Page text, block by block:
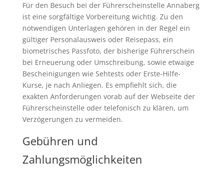
Für den Besuch bei der Führerscheinstelle Annaberg
ist eine sorgfältige Vorbereitung wichtig. Zu den
notwendigen Unterlagen gehören in der Regel ein
gültiger Personalausweis oder Reisepass, ein
biometrisches Passfoto, der bisherige Führerschein
bei Erneuerung oder Umschreibung, sowie etwaige
Bescheinigungen wie Sehtests oder Erste-Hilfe-
Kurse, je nach Anliegen. Es empfiehlt sich, die
exakten Anforderungen vorab auf der Webseite der
Führerscheinstelle oder telefonisch zu klären, um
Verzögerungen zu vermeiden.
Gebühren und
Zahlungsmöglichkeiten